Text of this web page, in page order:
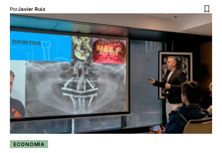
PorJavier Ruiz
ECONOMÍA